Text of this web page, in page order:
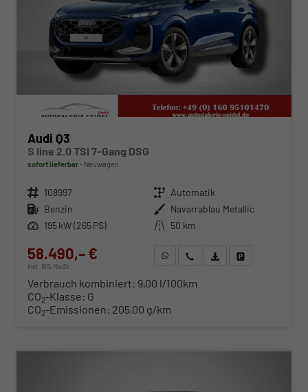
Audi Q3
S line 2.0 TSI 7-Gang DSG
sofort lieferbar Neuwagen
Fahrzeugnr. 108997 Getriebe Automatik
Kraftstoff Benzin Außenfarbe Navarrablau Metallic
Leistung 195 kW (265 PS) Kilometerstand 50 km
58.490,– €
incl. 19% MwSt.
WhatsApp anfragen
Wir rufen Sie anFahrzeugexposé (PDF)
Verbrauch kombiniert: 9,00 l/100km
CO2-Klasse: G
CO2-Emissionen: 205,00 g/km